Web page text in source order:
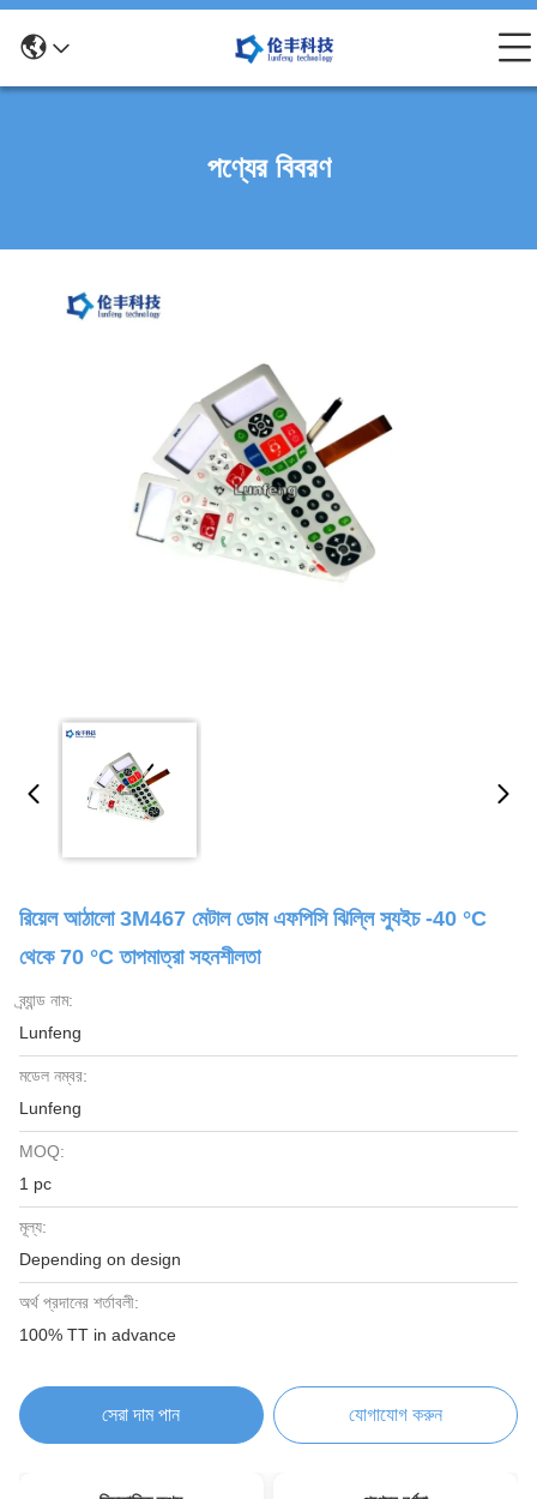
পণ্যের বিবরণ
রিয়েল আঠালো 3M467 মেটাল ডোম এফপিসি ঝিল্লি স্যুইচ -40 °C
থেকে 70 °C তাপমাত্রা সহনশীলতা
ব্র্যান্ড নাম:
Lunfeng
মডেল নম্বর:
Lunfeng
MOQ:
1 pc
মূল্য:
Depending on design
অর্থ প্রদানের শর্তাবলী:
100% TT in advance
সেরা দাম পান যোগাযোগ করুন